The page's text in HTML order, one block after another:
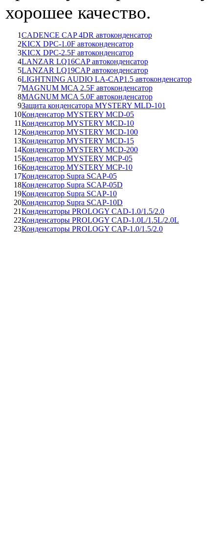
хорошее качество.
1CADENCE CAP 4DR автоконденсатор
2KICX DPC-1.0F автоконденсатор
3KICX DPC-2.5F автоконденсатор
4LANZAR LQ16CAP автоконденсатор
5LANZAR LQ19CAP автоконденсатор
6LIGHTNING AUDIO LA-CAP1.5 автоконденсатор
7MAGNUM MCA 2.5F автоконденсатор
8MAGNUM MCA 5.0F автоконденсатор
9Защита конденсатора MYSTERY MLD-101
10Конденсатор MYSTERY MCD-05
11Конденсатор MYSTERY MCD-10
12Конденсатор MYSTERY MCD-100
13Конденсатор MYSTERY MCD-15
14Конденсатор MYSTERY MCD-200
15Конденсатор MYSTERY MCP-05
16Конденсатор MYSTERY MCP-10
17Конденсатор Supra SCAP-05
18Конденсатор Supra SCAP-05D
19Конденсатор Supra SCAP-10
20Конденсатор Supra SCAP-10D
21Конденсаторы PROLOGY CAD-1.0/1.5/2.0
22Конденсаторы PROLOGY CAD-1.0L/1.5L/2.0L
23Конденсаторы PROLOGY CAP-1.0/1.5/2.0